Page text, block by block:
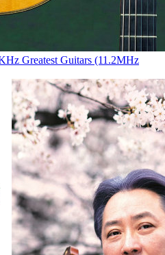
Greatest Guitars (11.2MHz